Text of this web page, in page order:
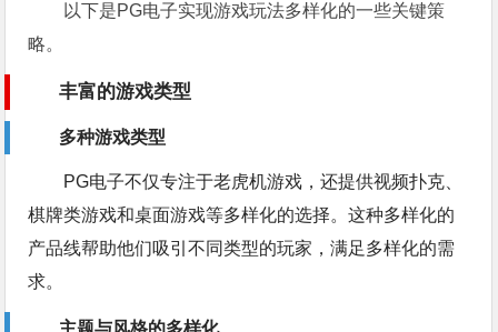
以下是PG电子实现游戏玩法多样化的一些关键策
略。
丰富的游戏类型
多种游戏类型
PG电子不仅专注于老虎机游戏，还提供视频扑克、
棋牌类游戏和桌面游戏等多样化的选择。这种多样化的
产品线帮助他们吸引不同类型的玩家，满足多样化的需
求。